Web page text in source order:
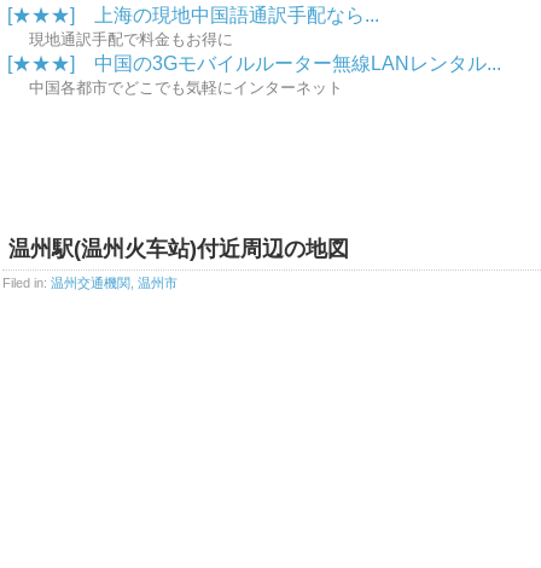
[★★★] 上海の現地中国語通訳手配なら...
現地通訳手配で料金もお得に
[★★★] 中国の3Gモバイルルーター無線LANレンタル...
中国各都市でどこでも気軽にインターネット
温州駅(温州火车站)付近周辺の地図
Filed in: 温州交通機関 温州市